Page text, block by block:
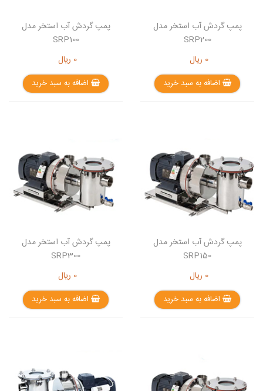
پمپ گردش آب استخر مدل
SRP200
0 ریال
اضافه به سبد خرید
پمپ گردش آب استخر مدل
SRP100
0 ریال
اضافه به سبد خرید
پمپ گردش آب استخر مدل
SRP150
0 ریال
اضافه به سبد خرید
پمپ گردش آب استخر مدل
SRP300
0 ریال
اضافه به سبد خرید